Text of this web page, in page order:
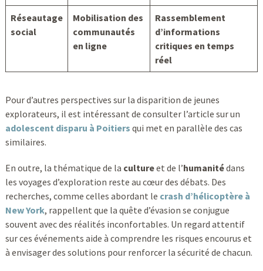
Réseautage
social
Mobilisation des
communautés
en ligne
Rassemblement
d’informations
critiques en temps
réel
Pour d’autres perspectives sur la disparition de jeunes
explorateurs, il est intéressant de consulter l’article sur un
adolescent disparu à Poitiers qui met en parallèle des cas
similaires.
En outre, la thématique de la cultureet de l’humanitédans
les voyages d’exploration reste au cœur des débats. Des
recherches, comme celles abordant le crash d’hélicoptère à
New York, rappellent que la quête d’évasion se conjugue
souvent avec des réalités inconfortables. Un regard attentif
sur ces événements aide à comprendre les risques encourus et
à envisager des solutions pour renforcer la sécurité de chacun.